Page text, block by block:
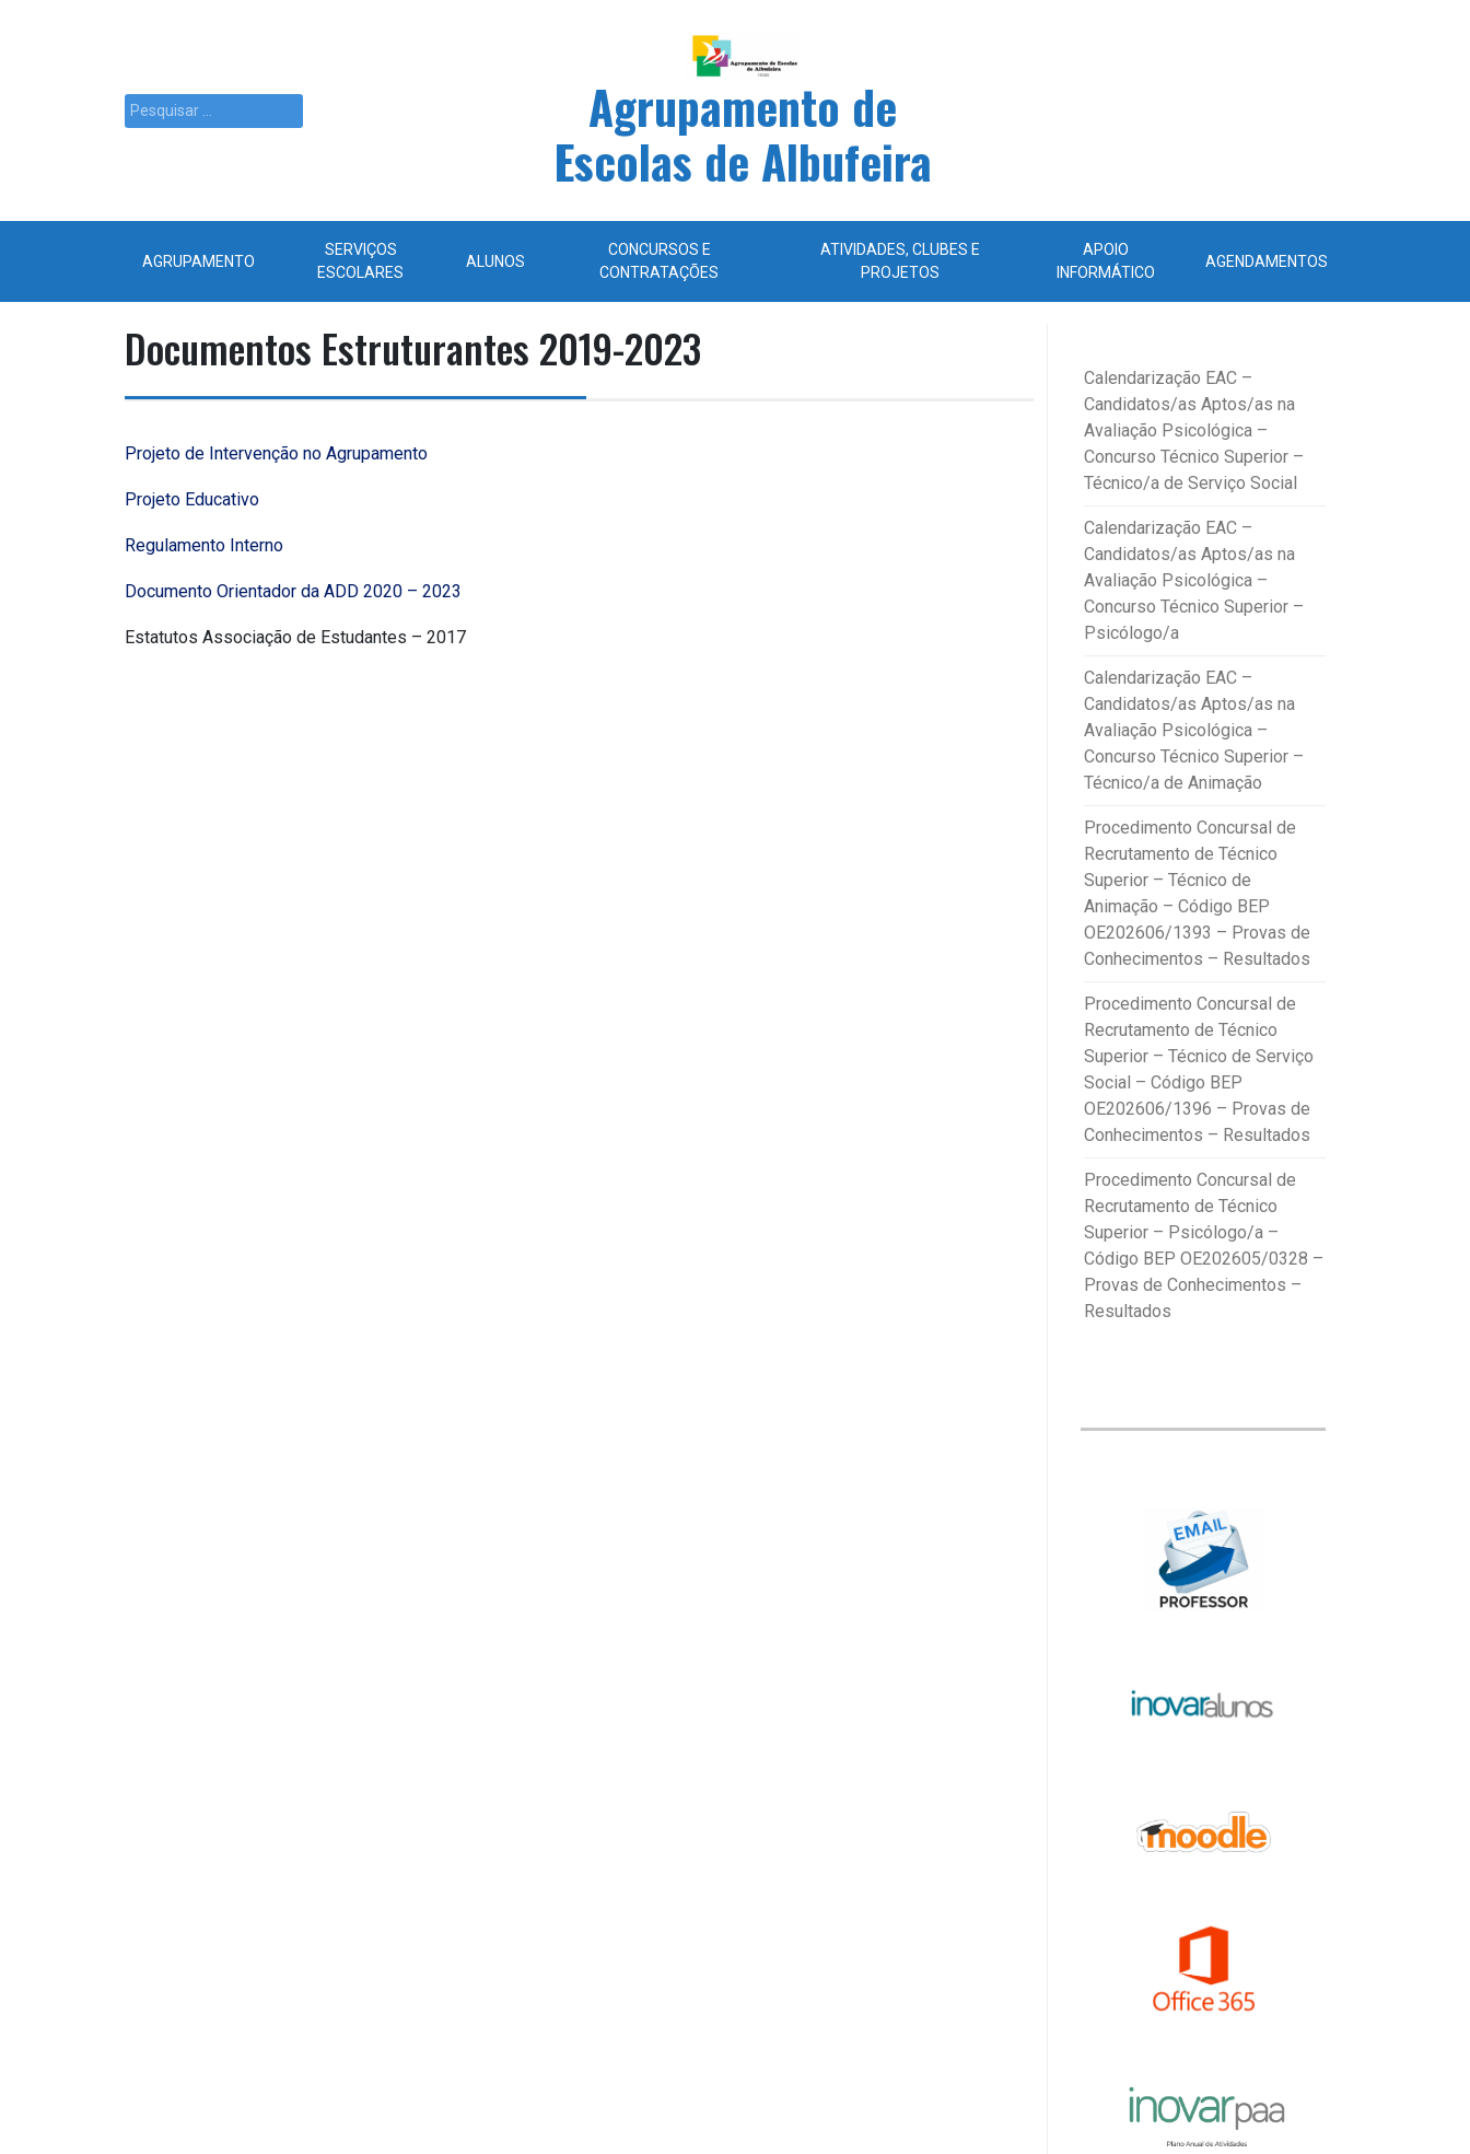
Agrupamento de
Escolas de Albufeira
AGRUPAMENTO
SERVIÇOS
ESCOLARES
ALUNOS
CONCURSOS E
CONTRATAÇÕES
ATIVIDADES, CLUBES E
PROJETOS
APOIO
INFORMÁTICO
AGENDAMENTOS
Documentos Estruturantes 2019-2023
Projeto de Intervenção no Agrupamento
Projeto Educativo
Regulamento Interno
Documento Orientador da ADD 2020 – 2023
Estatutos Associação de Estudantes – 2017
Calendarização EAC –
Candidatos/as Aptos/as na
Avaliação Psicológica –
Concurso Técnico Superior –
Técnico/a de Serviço Social
Calendarização EAC –
Candidatos/as Aptos/as na
Avaliação Psicológica –
Concurso Técnico Superior –
Psicólogo/a
Calendarização EAC –
Candidatos/as Aptos/as na
Avaliação Psicológica –
Concurso Técnico Superior –
Técnico/a de Animação
Procedimento Concursal de
Recrutamento de Técnico
Superior – Técnico de
Animação – Código BEP
OE202606/1393 – Provas de
Conhecimentos – Resultados
Procedimento Concursal de
Recrutamento de Técnico
Superior – Técnico de Serviço
Social – Código BEP
OE202606/1396 – Provas de
Conhecimentos – Resultados
Procedimento Concursal de
Recrutamento de Técnico
Superior – Psicólogo/a –
Código BEP OE202605/0328 –
Provas de Conhecimentos –
Resultados